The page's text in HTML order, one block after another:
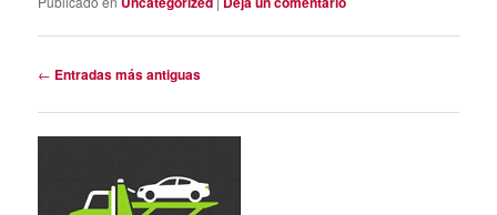
Navegación
entradas
← Entradas más antiguas